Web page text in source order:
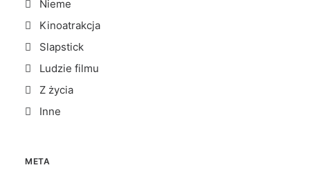
Nieme
Kinoatrakcja
Slapstick
Ludzie filmu
Z życia
Inne
META